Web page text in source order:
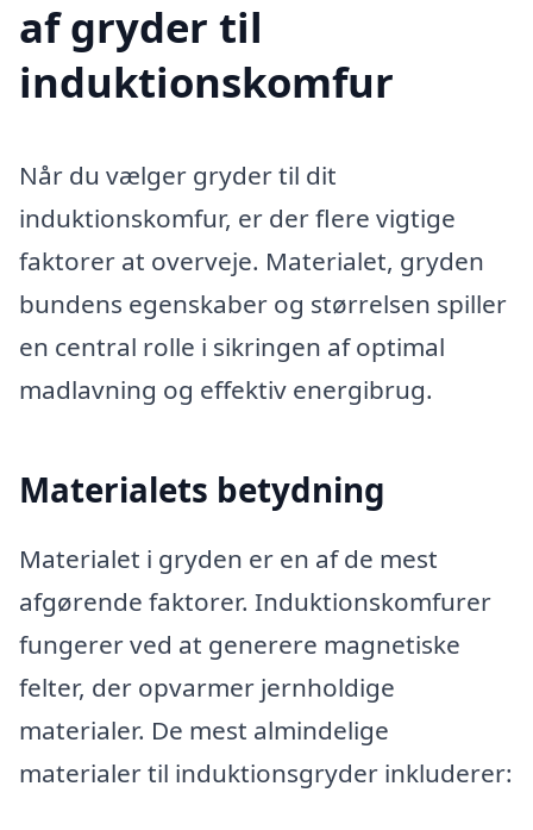
af gryder til
induktionskomfur
Når du vælger gryder til dit
induktionskomfur, er der flere vigtige
faktorer at overveje. Materialet, gryden
bundens egenskaber og størrelsen spiller
en central rolle i sikringen af optimal
madlavning og effektiv energibrug.
Materialets betydning
Materialet i gryden er en af de mest
afgørende faktorer. Induktionskomfurer
fungerer ved at generere magnetiske
felter, der opvarmer jernholdige
materialer. De mest almindelige
materialer til induktionsgryder inkluderer: